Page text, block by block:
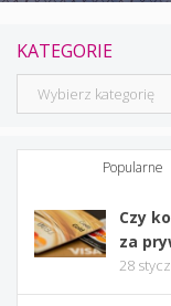
KATEGORIE
Kategorie
Popularne
Czy
za
28